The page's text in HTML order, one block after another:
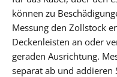
können zu
Messung den Zollstock
Deckenleisten an oder
geraden Ausrichtung.
separat ab und addieren